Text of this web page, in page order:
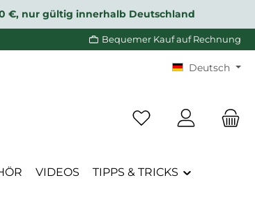
€, nur gültig innerhalb Deutschland
Bequemer Kauf auf Rechnung
Deutsch
Du hast 0 Produkte
VIDEOS TIPPS & TRICKS